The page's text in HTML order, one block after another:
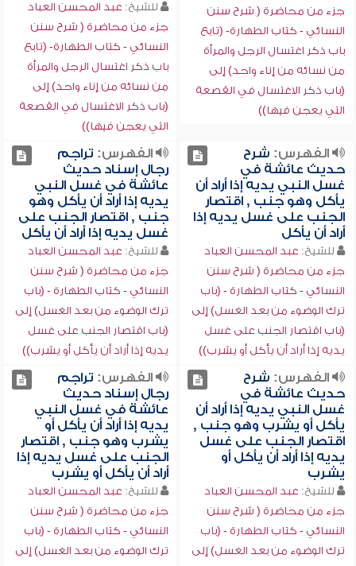
جزء من محاضرة ( شرح سنن
النسائي - كتاب الطهارة- (تابع
باب ذكر اغتسال الرجل والمرأة
من نسائه من إناء واحد) إلى
(باب ذكر الاغتسال في القصعة
التي يعجن فيها))
للشيخ: عبد المحسن العباد
جزء من محاضرة ( شرح سنن
النسائي - كتاب الطهارة- (تابع
باب ذكر اغتسال الرجل والمرأة
من نسائه من إناء واحد) إلى
(باب ذكر الاغتسال في القصعة
التي يعجن فيها))
الفهرس: شرح
حديث عائشة في
غسل النبي يديه إذا أراد أن
يأكل وهو جنب , اقتصار
الجنب على غسل يديه إذا
أراد أن يأكل
للشيخ: عبد المحسن العباد
جزء من محاضرة ( شرح سنن
النسائي - كتاب الطهارة - (باب
ترك الوضوء من بعد الغسل) إلى
(باب اقتصار الجنب على غسل
يديه إذا أراد أن يأكل أو يشرب))
الفهرس: تراجم
رجال إسناد حديث
عائشة في غسل النبي
يديه إذا أراد أن يأكل وهو
جنب , اقتصار الجنب على
غسل يديه إذا أراد أن يأكل
للشيخ: عبد المحسن العباد
جزء من محاضرة ( شرح سنن
النسائي - كتاب الطهارة - (باب
ترك الوضوء من بعد الغسل) إلى
(باب اقتصار الجنب على غسل
يديه إذا أراد أن يأكل أو يشرب))
الفهرس: شرح
حديث عائشة في
غسل النبي يديه إذا أراد أن
يأكل أو يشرب وهو جنب ,
اقتصار الجنب على غسل
يديه إذا أراد أن يأكل أو
يشرب
للشيخ: عبد المحسن العباد
جزء من محاضرة ( شرح سنن
النسائي - كتاب الطهارة - (باب
ترك الوضوء من بعد الغسل) إلى
الفهرس: تراجم
رجال إسناد حديث
عائشة في غسل النبي
يديه إذا أراد أن يأكل أو
يشرب وهو جنب , اقتصار
الجنب على غسل يديه إذا
أراد أن يأكل أو يشرب
للشيخ: عبد المحسن العباد
جزء من محاضرة ( شرح سنن
النسائي - كتاب الطهارة - (باب
ترك الوضوء من بعد الغسل) إلى